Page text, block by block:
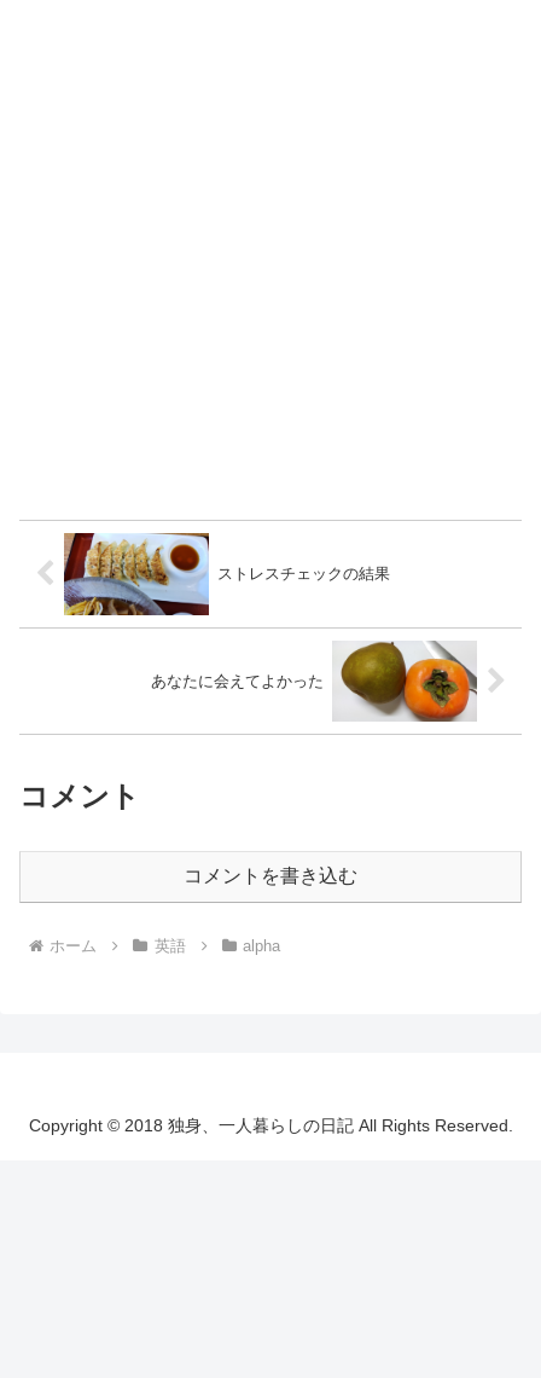
ストレスチェックの結果
あなたに会えてよかった
コメント
コメントを書き込む
ホーム 英語 alpha
Copyright © 2018 独身、一人暮らしの日記 All Rights Reserved.